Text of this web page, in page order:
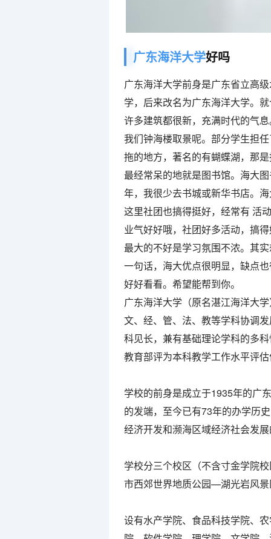
广东海洋大学好吗
广东海洋大学前身是广东省立高
学，后来改名为广东海洋大学。
许多建筑都很新，充满时代的气
我们钟海楼取景呢。部分学生担
拖的地方，著名的有蝴蝶湖，那
最经常呆的地就是图书馆。海大
年，我很少去书城或新华书店。
这里社团也搞得挺好，经常有 活
业气好好哦，社团好多活动，搞
最大的不好是学习氛围不浓。其
一句话，海大优点很明显，缺点
好好看看。希望能帮到你。
广东海洋大学（原名湛江海洋大
文、经、管、法、教等学科协调
科见长，兼有基础理论学科的多
教育部评为本科教学工作水平评
学校的前身是成立于1935年的广
的发端，至今已有73年的办学历
经济开发和濒海区域经济社会发
学校分三个校区（不含寸金学院
市西郊世界地质公园—湖光岩风
设有水产学院、食品科技学院、